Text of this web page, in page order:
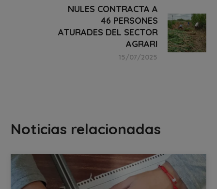
NULES CONTRACTA A
46 PERSONES
ATURADES DEL SECTOR
AGRARI
15/07/2025
Noticias relacionadas